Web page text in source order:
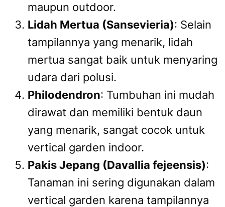
maupun outdoor.
Lidah Mertua (Sansevieria): Selain
tampilannya yang menarik, lidah
mertua sangat baik untuk menyaring
udara dari polusi.
Philodendron: Tumbuhan ini mudah
dirawat dan memiliki bentuk daun
yang menarik, sangat cocok untuk
vertical garden indoor.
Pakis Jepang (Davallia fejeensis):
Tanaman ini sering digunakan dalam
vertical garden karena tampilannya